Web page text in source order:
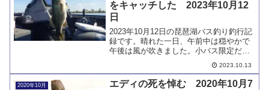
をキャッチした 2023年10月12
日
2023年10月12日の琵琶湖バス釣り釣行記
録です。晴れた一日、午前中は穏やかで
午後は風が吹きました。小バス限定だっ
たミドストでようやく大きなサイズのバ
スが釣れました。デカいのを狙って釣る
方法はまだ見つかりません。
2023.10.13
2020年10月
エディの死を悼む 2020年10月7